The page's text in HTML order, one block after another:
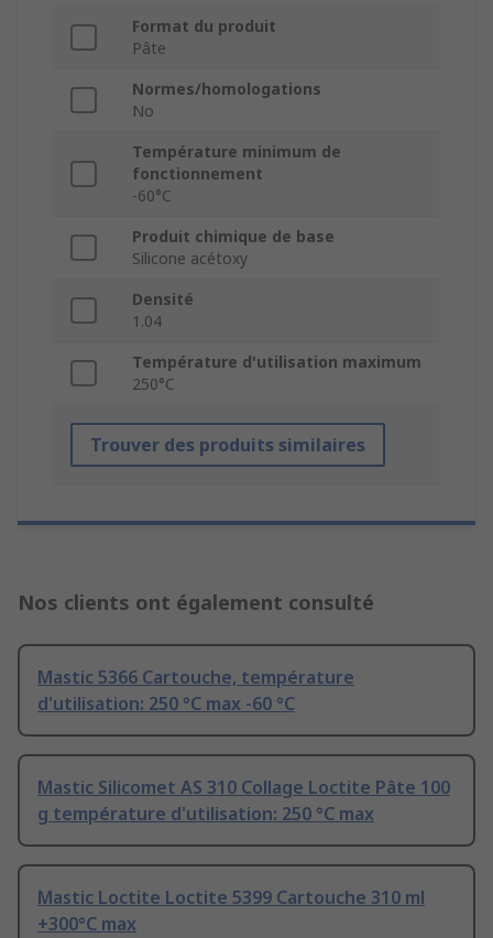
Format du produit
Pâte
Normes/homologations
No
Température minimum de
fonctionnement
-60°C
Produit chimique de base
Silicone acétoxy
Densité
1.04
Température d'utilisation maximum
250°C
Trouver des produits similaires
Nos clients ont également consulté
Mastic 5366 Cartouche, température
d'utilisation: 250 °C max -60 °C
Mastic Silicomet AS 310 Collage Loctite Pâte 100
g température d'utilisation: 250 °C max
Mastic Loctite Loctite 5399 Cartouche 310 ml
+300°C max